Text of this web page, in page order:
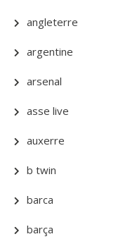
angleterre
argentine
arsenal
asse live
auxerre
b twin
barca
barça